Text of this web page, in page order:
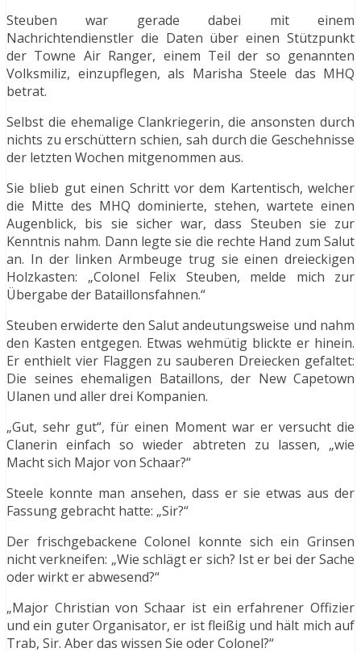
Steuben war gerade dabei mit einem
Nachrichtendienstler die Daten über einen Stützpunkt
der Towne Air Ranger, einem Teil der so genannten
Volksmiliz, einzupflegen, als Marisha Steele das MHQ
betrat.
Selbst die ehemalige Clankriegerin, die ansonsten durch
nichts zu erschüttern schien, sah durch die Geschehnisse
der letzten Wochen mitgenommen aus.
Sie blieb gut einen Schritt vor dem Kartentisch, welcher
die Mitte des MHQ dominierte, stehen, wartete einen
Augenblick, bis sie sicher war, dass Steuben sie zur
Kenntnis nahm. Dann legte sie die rechte Hand zum Salut
an. In der linken Armbeuge trug sie einen dreieckigen
Holzkasten: „Colonel Felix Steuben, melde mich zur
Übergabe der Bataillonsfahnen.“
Steuben erwiderte den Salut andeutungsweise und nahm
den Kasten entgegen. Etwas wehmütig blickte er hinein.
Er enthielt vier Flaggen zu sauberen Dreiecken gefaltet:
Die seines ehemaligen Bataillons, der New Capetown
Ulanen und aller drei Kompanien.
„Gut, sehr gut“, für einen Moment war er versucht die
Clanerin einfach so wieder abtreten zu lassen, „wie
Macht sich Major von Schaar?“
Steele konnte man ansehen, dass er sie etwas aus der
Fassung gebracht hatte: „Sir?“
Der frischgebackene Colonel konnte sich ein Grinsen
nicht verkneifen: „Wie schlägt er sich? Ist er bei der Sache
oder wirkt er abwesend?“
„Major Christian von Schaar ist ein erfahrener Offizier
und ein guter Organisator, er ist fleißig und hält mich auf
Trab, Sir. Aber das wissen Sie oder Colonel?“